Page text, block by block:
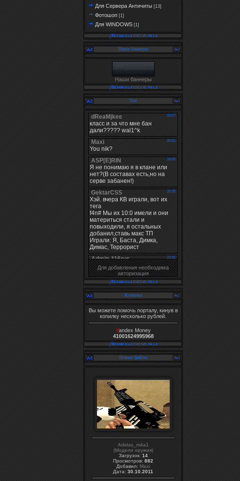
Для Сервера Античиты [13]
Фотошоп [1]
Для WINDOWS [1]
Наши баннеры
Наши баннеры
Чат
Для добавления необходима
авторизация
Копилка
Вы можете помочь порталу, кинув в
копилку несколько рублей.
Yandex Money
41001624995968
Новые файлы
Adidas_m4a1
(Модели оружия)
Загрузок: 14
Просмотров: 882
Добавил: Maxi
Дата: 30.10.2011